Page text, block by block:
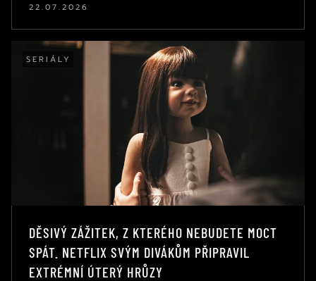
22.07.2026
SERIÁLY
DĚSIVÝ ZÁŽITEK, Z KTERÉHO NEBUDETE MOCT
SPÁT. NETFLIX SVÝM DIVÁKŮM PŘIPRAVIL
EXTRÉMNÍ ÚTERÝ HRŮZY